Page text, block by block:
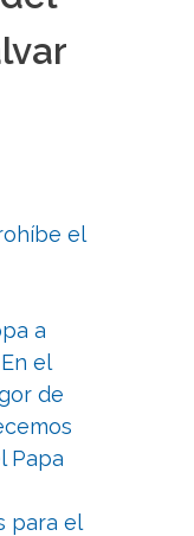
el
a
el
de
Papa
para el